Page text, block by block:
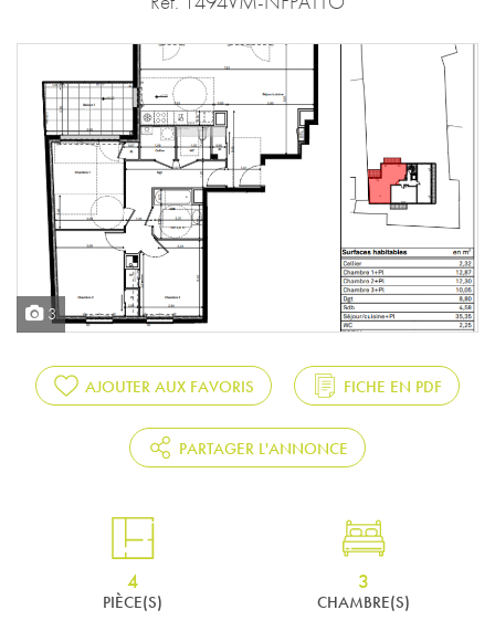
3
AJOUTER AUX FAVORIS FICHE EN PDF
PARTAGER L'ANNONCE
4
PIÈCE(S)
3
CHAMBRE(S)